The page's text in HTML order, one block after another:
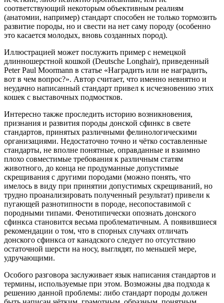
соответствующий некоторым объективным реалиям
(анатомии, например) стандарт способен не только тормозить
развитие породы, но и свести на нет саму породу (особенно
это касается молодых, вновь созданных пород).
Иллюстрацией может послужить пример с немецкой
длинношерстной кошкой (Deutsche Longhair), приведенный
Peter Paul Moormann в статье «Наградить или не наградить,
вот в чем вопрос?». Автор считает, что именно невнятно и
неудачно написанный стандарт привел к исчезновению этих
кошек с выставочных подмостков.
Интересно также проследить историю возникновения,
признания и развития породы донской сфинкс в свете
стандартов, принятых различными фелинологическими
организациями. Недостаточно точно и чётко составленные
стандарты, не вполне понятные, оправданные и взаимно
плохо совместимые требования к различным статям
животного, до конца не продуманные допустимые
скрещивания с другими породами (можно понять, что
имелось в виду при принятии допустимых скрещиваний, но
трудно проанализировать полученный результат) привели к
пугающей разнотипности в породе, несопоставимой с
породными типами. Фенотипически опознать донского
сфинкса становится весьма проблематичным. А появившиеся
рекомендации о том, что в спорных случаях отличать
донского сфинкса от канадского следует по отсутствию
остаточной шерсти на носу, выглядят, по меньшей мере,
удручающими.
Особого разговора заслуживает язык написания стандартов и
термины, используемые при этом. Возможны два подхода к
решению данной проблемы: либо стандарт породы должен